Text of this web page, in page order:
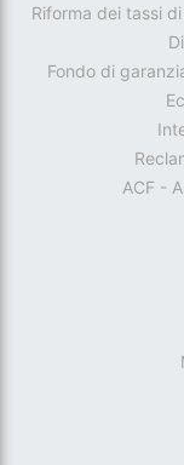
Riforma dei tassi
Fondo di
ACF -